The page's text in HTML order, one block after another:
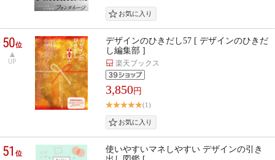
50位
UP
デザインのひきだし57 [ デザインのひきだ
し編集部 ]
楽天ブックス
3,850円
(1)
51位
使いやすいマネしやすい デザインの引き